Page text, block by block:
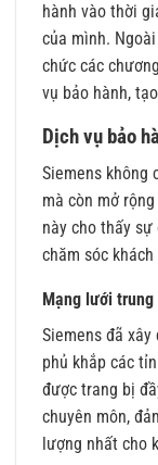
hành vào thời
của mình.
chức các
vụ bảo hành,
Dịch vụ bảo
Siemens không
mà còn mở
này cho thấy
chăm sóc khách
Mạng lưới
Siemens đã
phủ khắp các
được trang bị
chuyên môn,
lượng nhất cho